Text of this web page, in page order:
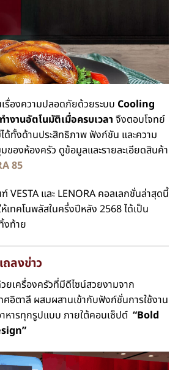
รื่องความปลอดภัยด้วยระบบ Cooling
ำงานอัตโนมัติเมื่อครบเวลา จึงตอบโจทย์
ด้ทั้งด้านประสิทธิภาพ ฟังก์ชัน และความ
องห้องครัว ดูข้อมูลและรายละเอียดสินค้า
85
VESTA และ LENORA คอลเลกชั่นล่าสุดนี้
เทคโนพลัสในครึ่งปีหลัง 2568 ได้เป็น
งท้าย
ลงข่าว
เครื่องครัวที่มีดีไซน์สวยงามจาก
อิตาลี ผสมผสานเข้ากับฟังก์ชั่นการใช้งาน
หารทุกรูปแบบ ภายใต้คอนเซ็ปต์ “Bold